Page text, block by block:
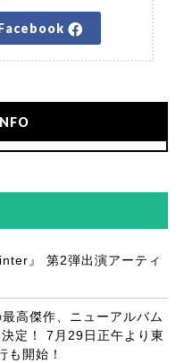
』 第2弾出演アーティ
高傑作、ニューアルバム
定！ 7月29日正午より東
も開始！